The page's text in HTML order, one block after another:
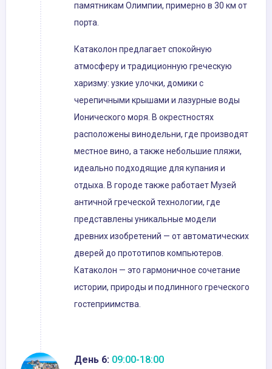
памятникам Олимпии, примерно в 30 км от
порта.
Катаколон предлагает спокойную
атмосферу и традиционную греческую
харизму: узкие улочки, домики с
черепичными крышами и лазурные воды
Ионического моря. В окрестностях
расположены винодельни, где производят
местное вино, а также небольшие пляжи,
идеально подходящие для купания и
отдыха. В городе также работает Музей
античной греческой технологии, где
представлены уникальные модели
древних изобретений — от автоматических
дверей до прототипов компьютеров.
Катаколон — это гармоничное сочетание
истории, природы и подлинного греческого
гостеприимства.
День 6: 09:00-18:00